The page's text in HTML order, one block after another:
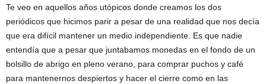
Te veo en aquellos años utópicos donde creamos los dos
periódicos que hicimos parir a pesar de una realidad que nos decía
que era difícil mantener un medio independiente. Es que nadie
entendía que a pesar que juntabamos monedas en el fondo de un
bolsillo de abrigo en pleno verano, para comprar puchos y café
para mantenernos despiertos y hacer el cierre como en las